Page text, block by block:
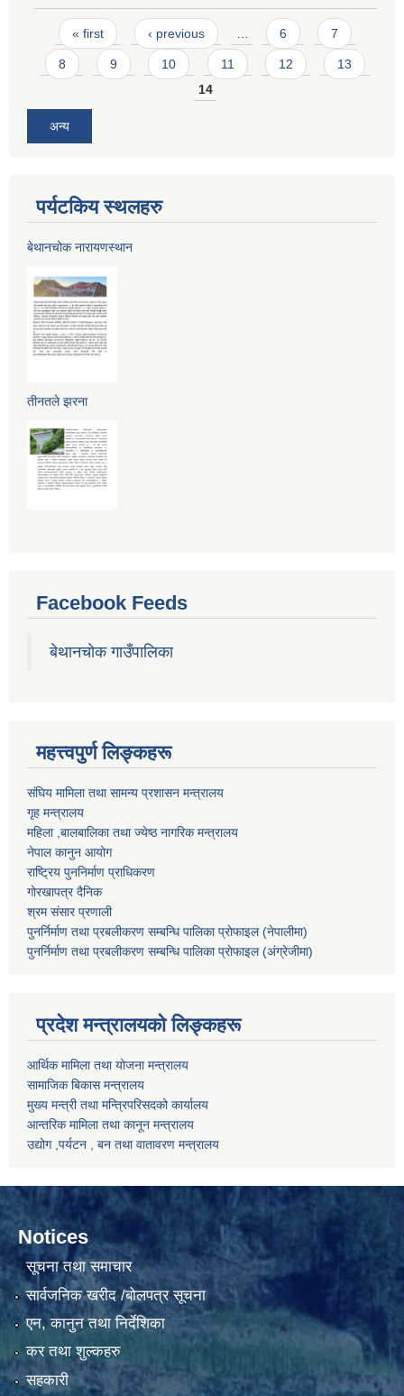
Pages
« first ‹ previous … 6 7
8 9 10 11 12
13
14
अन्य
पर्यटकिय स्थलहरु
बेथानचोक नारायणस्थान
तीनतले झरना
Facebook Feeds
बेथानचोक गाउँपालिका
महत्त्वपुर्ण लिङ्कहरू
संघिय मामिला तथा सामन्य प्रशासन मन्त्रालय
गृह मन्त्रालय
महिला ,बालबालिका तथा ज्येष्ठ नागरिक मन्त्रालय
नेपाल कानुन आयोग
राष्ट्रिय पुननिर्माण प्राधिकरण
गोरखापत्र दैनिक
श्रम संसार प्रणाली
पुनर्निर्माण तथा प्रबलीकरण सम्बन्धि पालिका प्राेफाइल (नेपालीमा)
पुनर्निर्माण तथा प्रबलीकरण सम्बन्धि पालिका प्राेफाइल(अंग्रेजीमा)
प्रदेश मन्त्रालयको लिङ्कहरू
आर्थिक मामिला तथा योजना मन्त्रालय
सामाजिक बिकास मन्त्रालय
मुख्य मन्त्री तथा मन्त्रिपरिसदको कार्यालय
आन्तरिक मामिला तथा कानून मन्त्रालय
उद्योग ,पर्यटन , बन तथा वातावरण मन्त्रालय
Notices
सूचना तथा समाचार
सार्वजनिक खरीद /बोलपत्र सूचना
एन, कानुन तथा निर्देशिका
कर तथा शुल्कहरु
सहकारी